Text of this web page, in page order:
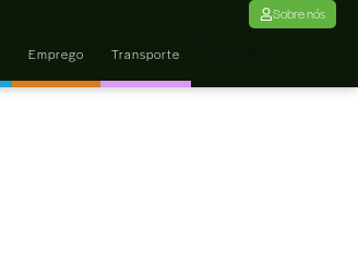
Emprego Transporte
Sobre nós